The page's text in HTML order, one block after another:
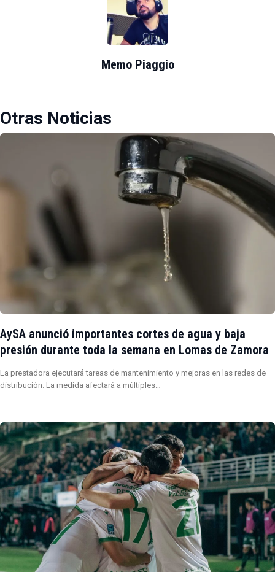
Memo Piaggio
Otras Noticias
AySA anunció importantes cortes de agua y baja
presión durante toda la semana en Lomas de Zamora
La prestadora ejecutará tareas de mantenimiento y mejoras en las redes de
distribución. La medida afectará a múltiples…